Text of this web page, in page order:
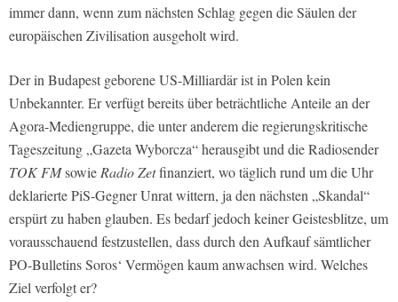
immer dann, wenn zum nächsten Schlag gegen die Säulen der
europäischen Zivilisation ausgeholt wird.
Der in Budapest geborene US-Milliardär ist in Polen kein
Unbekannter. Er verfügt bereits über beträchtliche Anteile an der
Agora-Mediengruppe, die unter anderem die regierungskritische
Tageszeitung „Gazeta Wyborcza“ herausgibt und die Radiosender
TOK FMsowie Radio Zetfinanziert, wo täglich rund um die Uhr
deklarierte PiS-Gegner Unrat wittern, ja den nächsten „Skandal“
erspürt zu haben glauben. Es bedarf jedoch keiner Geistesblitze, um
vorausschauend festzustellen, dass durch den Aufkauf sämtlicher
PO-Bulletins Soros‘ Vermögen kaum anwachsen wird. Welches
Ziel verfolgt er?